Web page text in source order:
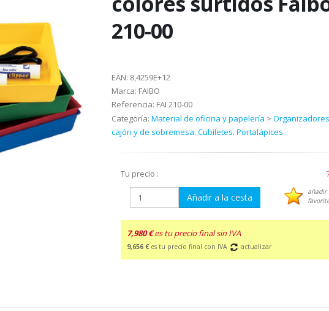
210-00
EAN: 8,4259E+12
Marca: FAIBO
Referencia: FAI 210-00
Categoría: Material de oficina y papelería >
cajón y de sobremesa. Cubiletes. Portalápices
Tu precio :
Añadir a la cesta
añadir
7,980 €es tu precio final sin IVA
9,656 € es tu precio final con IVA actualizar